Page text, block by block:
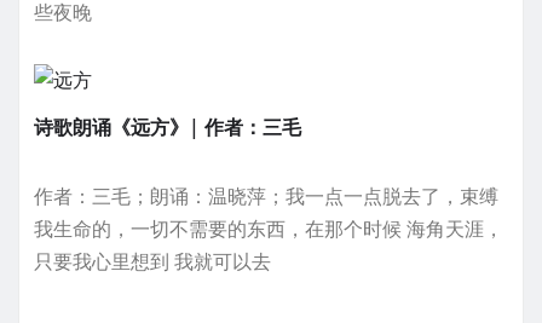
些夜晚
诗歌朗诵《远方》| 作者：三毛
作者：三毛；朗诵：温晓萍；我一点一点脱去了，束缚
我生命的，一切不需要的东西，在那个时候 海角天涯，
只要我心里想到 我就可以去